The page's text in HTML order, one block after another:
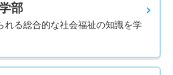
部
れる総合的な社会福祉の知識を学